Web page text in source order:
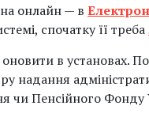
онлайн — в
спочатку її треба
в установах.
надання
чи Пенсійного